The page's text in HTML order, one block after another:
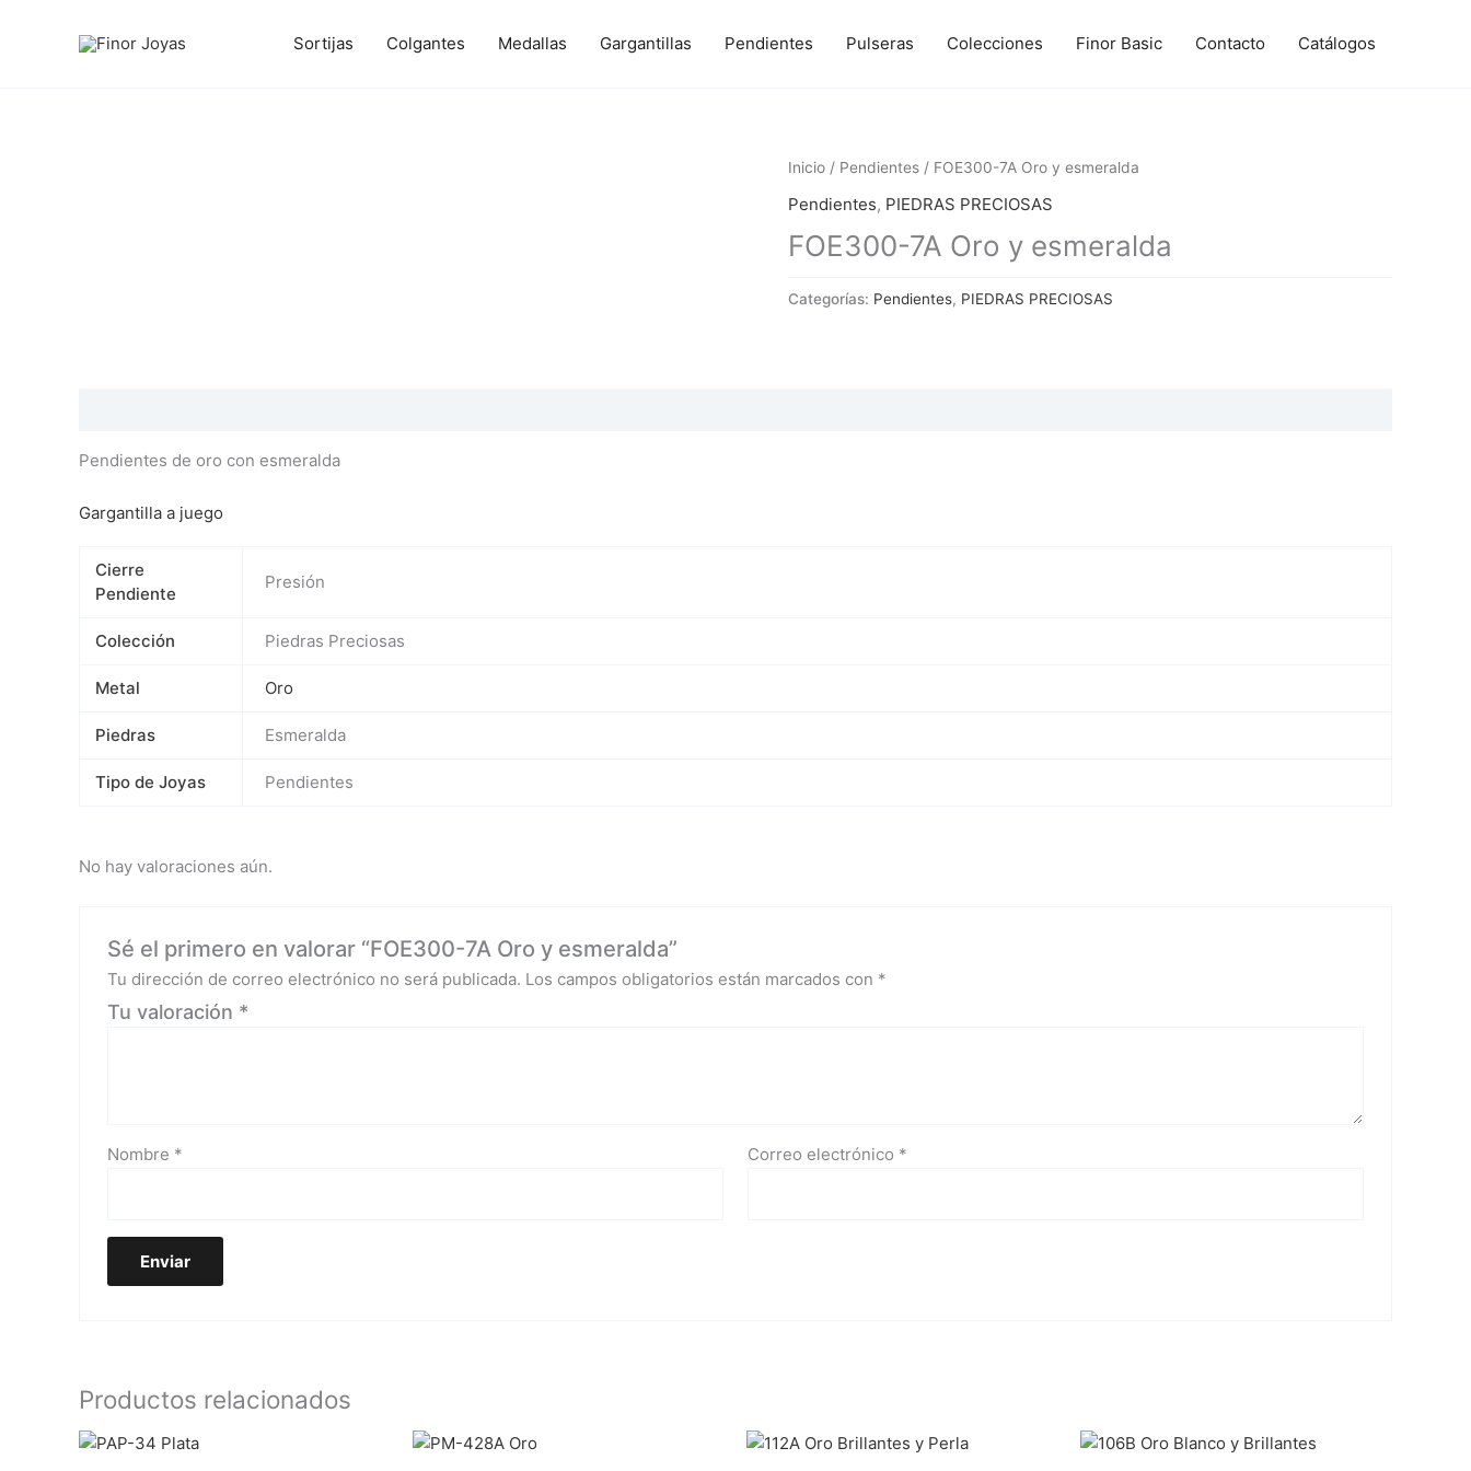
Sortijas Colgantes Medallas Gargantillas Pendientes Pulseras Colecciones Finor Basic Contacto Catálogos
Inicio / Pendientes / FOE300-7A Oro y esmeralda
Pendientes, PIEDRAS PRECIOSAS
FOE300-7A Oro y esmeralda
Categorías: Pendientes, PIEDRAS PRECIOSAS
Pendientes de oro con esmeralda
Gargantilla a juego
Cierre
Pendiente
Presión
Colección Piedras Preciosas
Metal Oro
Piedras Esmeralda
Tipo de Joyas Pendientes
No hay valoraciones aún.
Sé el primero en valorar “FOE300-7A Oro y esmeralda”
Tu dirección de correo electrónico no será publicada. Los campos obligatorios están marcados con *
Tu valoración *
Nombre * Correo electrónico *
Productos relacionados